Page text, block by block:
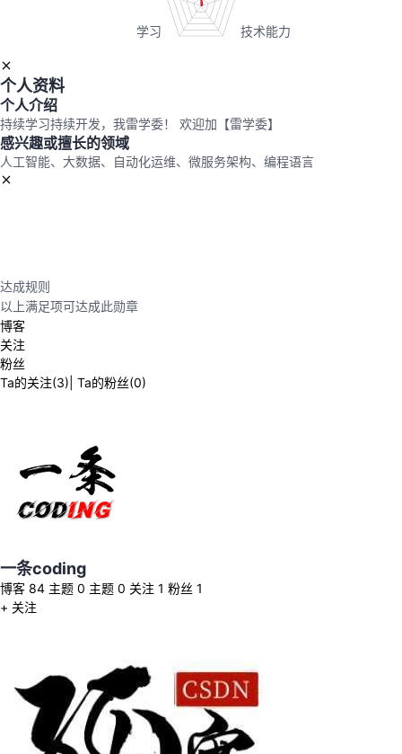
子
直
播
的
活
我
的
我
者
学
程
认
证
的
实
我
的
藏
支
持
支
持
声
建
个人资料
个人介绍
持续学习持续开发，我雷学委！ 欢迎加【雷学委】
感兴趣或擅长的领域
人工智能、大数据、自动化运维、微服务架构、编程语言
达成规则
以上满足项可达成此勋章
博客
关注
粉丝
Ta的关注(3) Ta的粉丝(0)
一条coding
博客 84 主题 0 主题 0 关注 1 粉丝 1
+ 关注